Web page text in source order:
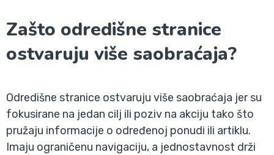
Zašto odredišne stranice
ostvaruju više saobraćaja?
Odredišne stranice ostvaruju više saobraćaja jer su
fokusirane na jedan cilj ili poziv na akciju tako što
pružaju informacije o određenoj ponudi ili artiklu.
Imaju ograničenu navigaciju, a jednostavnost drži